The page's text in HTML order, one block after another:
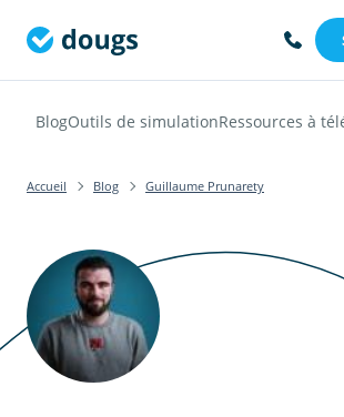
BlogOutils de simulationRessources à
Accueil Blog Guillaume Prunarety